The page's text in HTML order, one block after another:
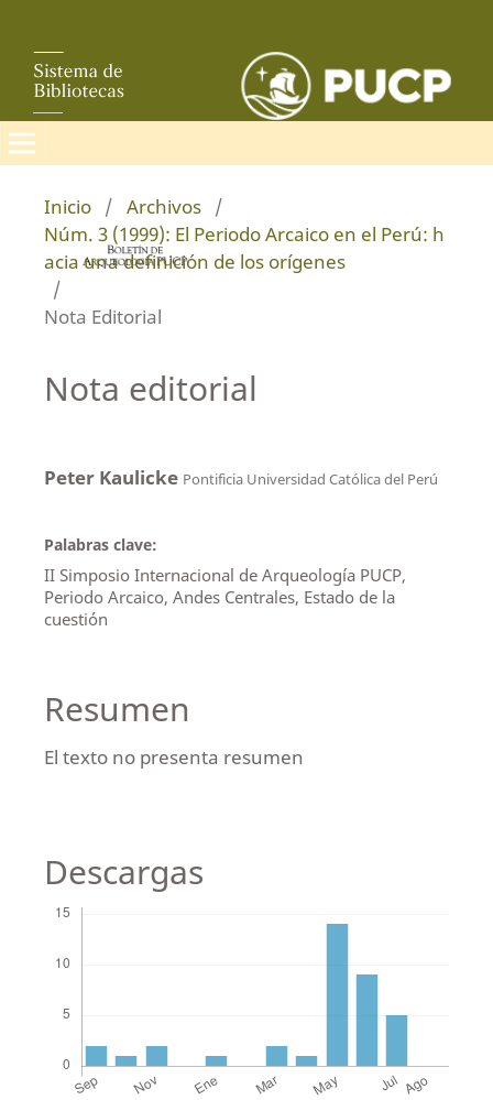
Inicio / Archivos /
Núm. 3 (1999): El Periodo Arcaico en el Perú: h
acia una definición de los orígenes
/
Nota Editorial
Nota editorial
Peter Kaulicke Pontificia Universidad Católica del Perú
Palabras clave:
II Simposio Internacional de Arqueología PUCP,
Periodo Arcaico, Andes Centrales, Estado de la
cuestión
Resumen
El texto no presenta resumen
Descargas